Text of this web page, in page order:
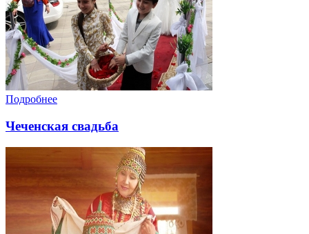
Подробнее
Чеченская свадьба